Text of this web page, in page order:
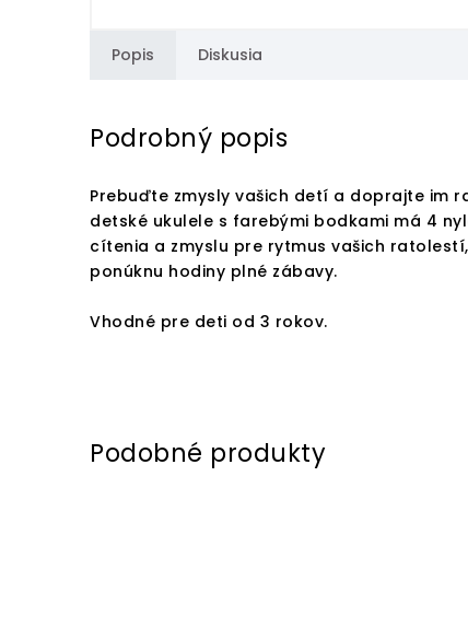
Popis Diskusia
Podrobný popis
Prebuďte zmysly vašich detí a doprajte im
detské ukulele s farebými bodkami má 4
cítenia a zmyslu pre rytmus vašich
ponúknu hodiny plné zábavy.
Vhodné pre deti od 3 rokov.